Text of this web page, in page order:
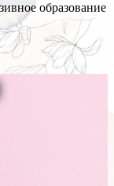
образование